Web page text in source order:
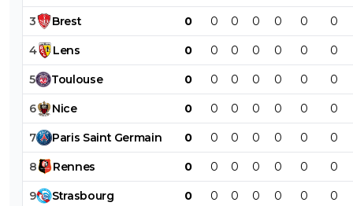
3 Brest 0 0 0 0 0 0 0
4 Lens 0 0 0 0 0 0 0
5 Toulouse 0 0 0 0 0 0 0
6 Nice 0 0 0 0 0 0 0
7 Paris Saint Germain 0 0 0 0 0 0 0
8 Rennes 0 0 0 0 0 0 0
9 Strasbourg 0 0 0 0 0 0 0